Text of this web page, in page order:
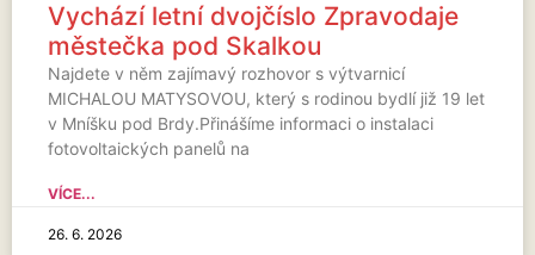
Vychází letní dvojčíslo Zpravodaje
městečka pod Skalkou
Najdete v něm zajímavý rozhovor s výtvarnicí
MICHALOU MATYSOVOU, který s rodinou bydlí již 19 let
v Mníšku pod Brdy.Přinášíme informaci o instalaci
fotovoltaických panelů na
VÍCE...
26. 6. 2026